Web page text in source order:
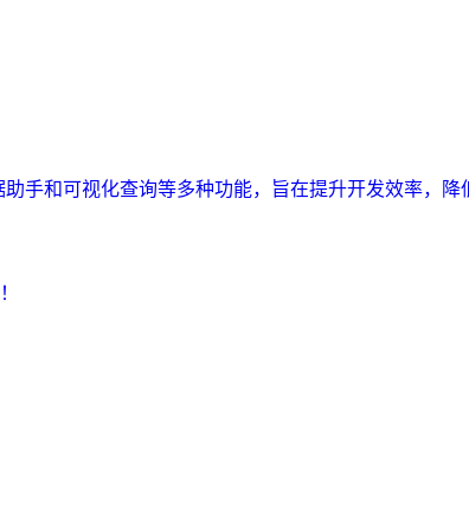
手和可视化查询等多种功能，旨在提升开发效率，降